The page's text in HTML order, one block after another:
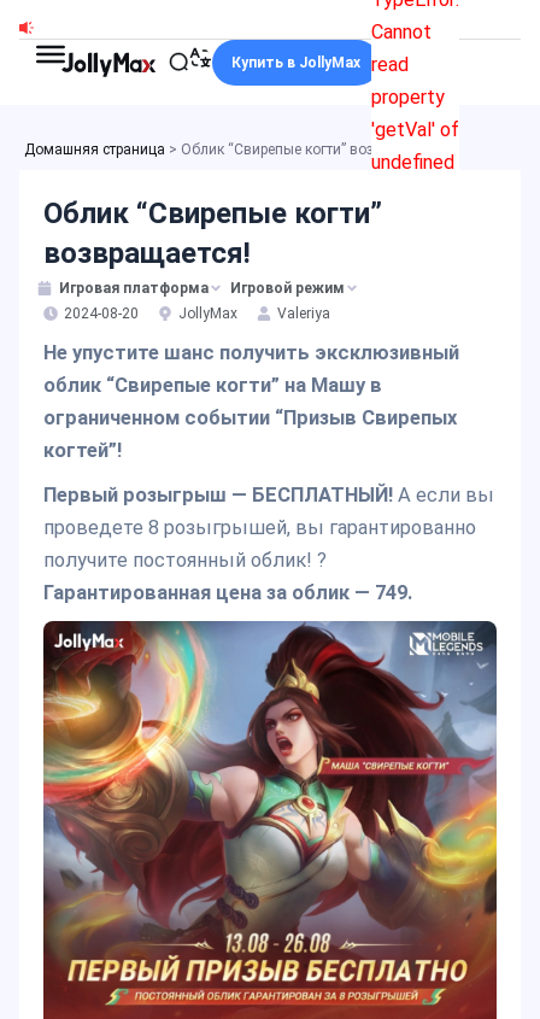
содержимому
Cannot
read
property
'getVal' of
undefined
Купить в JollyMax
Домашняя страница > Облик “Свирепые когти” возвращается!
Облик “Свирепые когти”
возвращается!
Игровая платформа
Игровой режим
2024-08-20
JollyMax Valeriya
Не упустите шанс получить эксклюзивный
облик “Свирепые когти” на Машу в
ограниченном событии “Призыв Свирепых
когтей”!
Первый розыгрыш — БЕСПЛАТНЫЙ! А если вы
проведете 8 розыгрышей, вы гарантированно
получите постоянный облик! ?
Гарантированная цена за облик — 749.